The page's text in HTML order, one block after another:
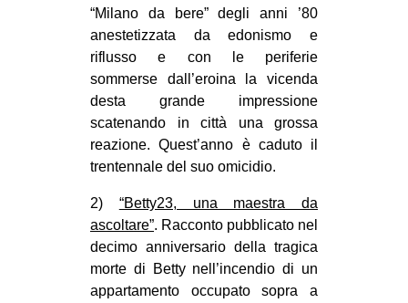
RECENSIONI
INTERNAZIONALE
AFRICA
ESTREMO ORIENTE
EUROPA
MEDIO ORIENTE
MONDO
EVENTI
“Milano da bere” degli anni ’80
anestetizzata da edonismo e
riflusso e con le periferie
sommerse dall’eroina la vicenda
desta grande impressione
scatenando in città una grossa
reazione. Quest’anno è caduto il
trentennale del suo omicidio.
2) “Betty23, una maestra da
ascoltare”. Racconto pubblicato nel
decimo anniversario della tragica
morte di Betty nell’incendio di un
appartamento occupato sopra a